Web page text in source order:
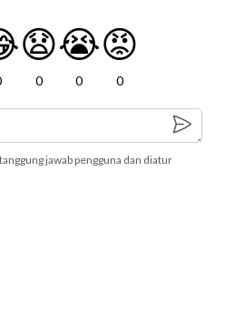
😧
0
😭
0
😡
0
jawab pengguna dan diatur